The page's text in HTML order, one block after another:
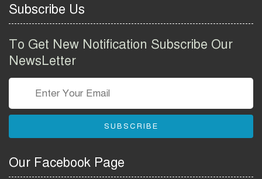
Group Job Circular 2026
তথ্য অধিদপ্তর নিয়োগ বিজ্ঞপ্তি
বাংলাদেশ পুলিশ এএসআই
Bangladesh Police ASI Job
Subscribe Us
To Get New Notification Subscribe Our
NewsLetter
SUBSCRIBE
Our Facebook Page